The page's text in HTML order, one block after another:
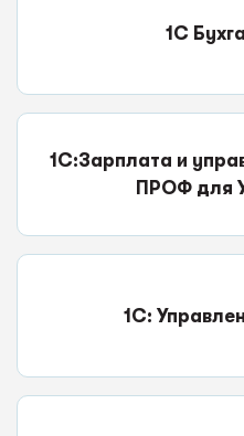
1С
1С:Зарплата и
ПРОФ для
1С: